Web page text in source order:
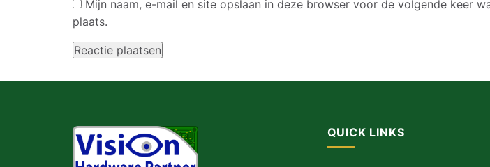
Mijn naam, e-mail en site opslaan in deze browser voor de volgende keer
plaats.
QUICK LINKS